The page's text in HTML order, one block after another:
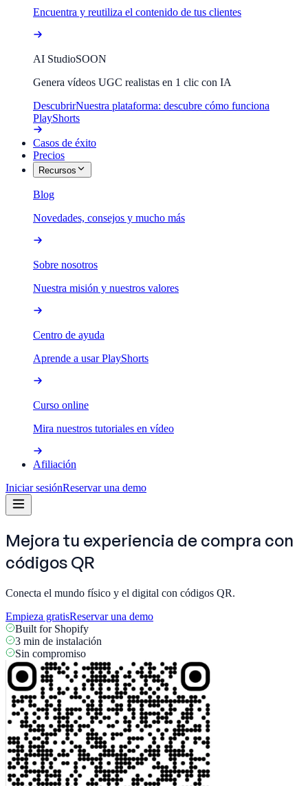
Encuentra y reutiliza el contenido de tus clientes
AI StudioSOON
Genera vídeos UGC realistas en 1 clic con IA
DescubrirNuestra plataforma: descubre cómo funciona
PlayShorts
Casos de éxito
Precios
Recursos
Blog
Novedades, consejos y mucho más
Sobre nosotros
Nuestra misión y nuestros valores
Centro de ayuda
Aprende a usar PlayShorts
Curso online
Mira nuestros tutoriales en vídeo
Afiliación
Iniciar sesiónReservar una demo
Mejora tu experiencia de compra con
códigos QR
Conecta el mundo físico y el digital con códigos QR.
Empieza gratisReservar una demo
Built for Shopify
3 min de instalación
Sin compromiso